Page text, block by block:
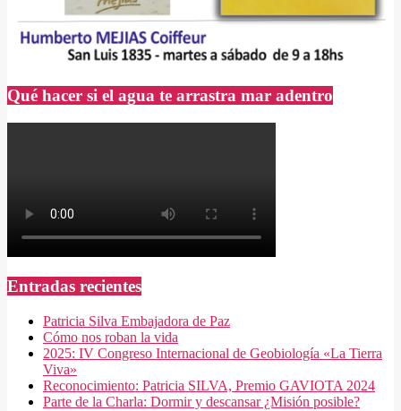
Qué hacer si el agua te arrastra mar adentro
Entradas recientes
Patricia Silva Embajadora de Paz
Cómo nos roban la vida
2025: IV Congreso Internacional de Geobiología «La Tierra
Viva»
Reconocimiento: Patricia SILVA, Premio GAVIOTA 2024
Parte de la Charla: Dormir y descansar ¿Misión posible?